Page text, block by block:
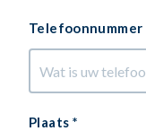
Telefoonnummer
Plaats *